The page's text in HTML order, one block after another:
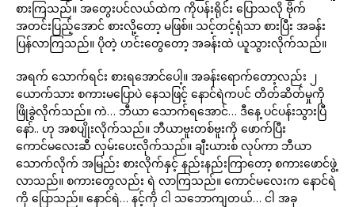
စားကြသည်။ အတွေးပင်လယ်ထဲက ကိုပန်းရိုင်း ပြောသလို ဗိုက်
အတင်းပြည့်အောင် စားလို့တော့ မဖြစ်။ သင့်တင့်ရုံသာ စားပြီး အခန်း
ပြန်လာကြသည်။ ပိုတဲ့ ဟင်းတွေတော့ အခန်းထဲ ယူသွားလိုက်သည်။
အရက် သောက်ရင်း စားရအောင်ပေါ့။ အခန်းရောက်တော့လည်း ၂
ယောက်သား စကားမပြောပဲ နေသဖြင့် နောင်ရဲကပင် တိတ်ဆိတ်မှုကို
ဖြိုခွဲလိုက်သည်။ ကဲ… ဘီယာ သောက်ရအောင်… ဒီနေ့ ပင်ပန်းသွားပြီ
နော်.. ဟု အစပျိုးလိုက်သည်။ ဘီယာဗူးတစ်ဗူးကို ဖောက်ပြီး
ကောင်မလေးဆီ လှမ်းပေးလိုက်သည်။ ချီးယားစ် လုပ်ကာ ဘီယာ
သောက်လိုက် အမြည်း စားလိုက်နှင့် နည်းနည်းကြာတော့ စကားဖောင်ဖွဲ့
လာသည်။ စကားတွေလည်း ရဲ လာကြသည်။ ကောင်မလေးက နောင်ရဲ
ကို ပြောသည်။ နောင်ရဲ… နင့်ကို ငါ သဘောကျတယ်… ငါ အခု